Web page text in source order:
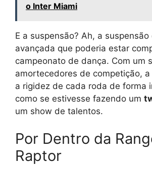
o Inter Miami
E a suspensão? Ah, a suspensão
avançada que poderia estar
campeonato de dança. Com um
amortecedores de competição,
a rigidez de cada roda de forma
como se estivesse fazendo um
um show de talentos.
Por Dentro da
Raptor